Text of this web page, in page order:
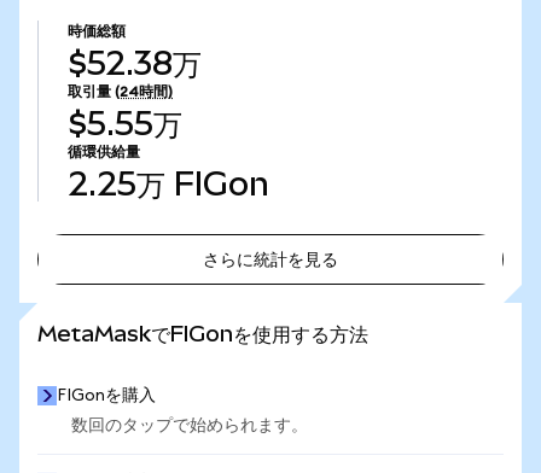
時価総額
$52.38万
取引量 (24時間)
$5.55万
循環供給量
2.25万 FIGon
さらに統計を見る
MetaMaskでFIGonを使用する方法
FIGonを購入
数回のタップで始められます。